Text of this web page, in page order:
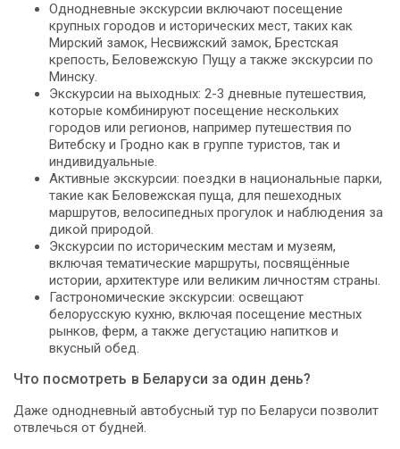
Однодневные экскурсии включают посещение
крупных городов и исторических мест, таких как
Мирский замок, Несвижский замок, Брестская
крепость, Беловежскую Пущу а также экскурсии по
Минску.
Экскурсии на выходных: 2-3 дневные путешествия,
которые комбинируют посещение нескольких
городов или регионов, например путешествия по
Витебску и Гродно как в группе туристов, так и
индивидуальные.
Активные экскурсии: поездки в национальные парки,
такие как Беловежская пуща, для пешеходных
маршрутов, велосипедных прогулок и наблюдения за
дикой природой.
Экскурсии по историческим местам и музеям,
включая тематические маршруты, посвящённые
истории, архитектуре или великим личностям страны.
Гастрономические экскурсии: освещают
белорусскую кухню, включая посещение местных
рынков, ферм, а также дегустацию напитков и
вкусный обед.
Что посмотреть в Беларуси за один день?
Даже однодневный автобусный тур по Беларуси позволит
отвлечься от будней.